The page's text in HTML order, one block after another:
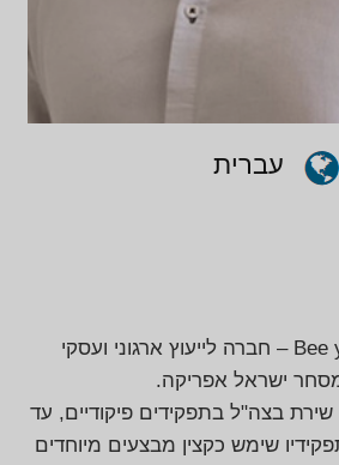
עברית
משמש כמנכ"ל Bee yond – חברה לייעוץ ארגוני ועסקי
ישראל אפריקה.
שירת בצה"ל בתפקידים פיקודיים, עד
שימש כקצין מבצעים מיוחדים